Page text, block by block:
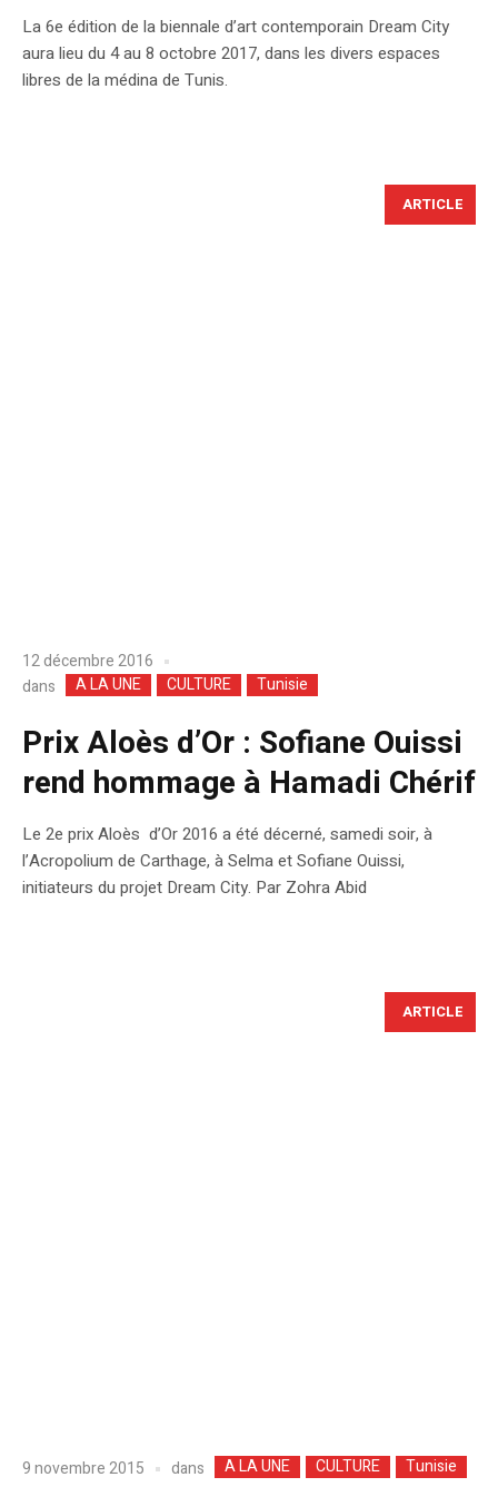
La 6e édition de la biennale d’art contemporain Dream City
aura lieu du 4 au 8 octobre 2017, dans les divers espaces
libres de la médina de Tunis.
ARTICLE
12 décembre 2016
dans
A LA UNE CULTURE Tunisie
Prix Aloès d’Or : Sofiane Ouissi
rend hommage à Hamadi Chérif
Le 2e prix Aloès d’Or 2016 a été décerné, samedi soir, à
l’Acropolium de Carthage, à Selma et Sofiane Ouissi,
initiateurs du projet Dream City. Par Zohra Abid
ARTICLE
9 novembre 2015 dans A LA UNE CULTURE Tunisie